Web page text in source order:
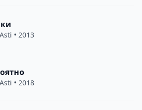
• 2013
• 2018